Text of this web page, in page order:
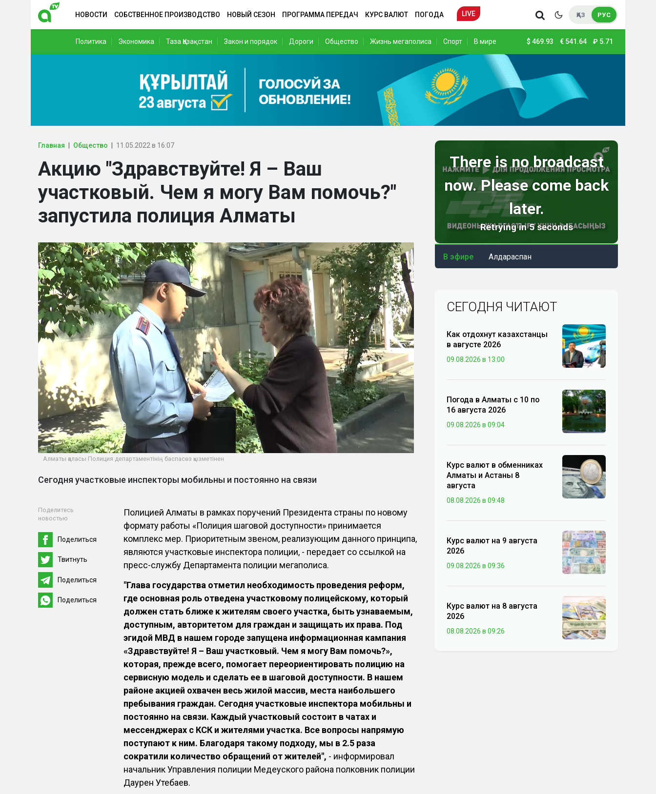
НОВОСТИ СОБСТВЕННОЕ ПРОИЗВОДСТВО НОВЫЙ СЕЗОН ПРОГРАММА ПЕРЕДАЧ КУРС ВАЛЮТ ПОГОДА LIVE ҚАЗ РУС
Политика Экономика Таза Қазақстан Закон и порядок Дороги Общество Жизнь мегаполиса Спорт В мире $ 469.93 € 541.64 ₽ 5.71
Главная Общество 11.05.2022 в 16:07
Акцию "Здравствуйте! Я – Ваш
участковый. Чем я могу Вам помочь?"
запустила полиция Алматы
Алматы қаласы Полиция департаментінің баспасөз қызметінен
Сегодня участковые инспекторы мобильны и постоянно на связи
Поделитесь
новостью
Поделиться
Твитнуть
Поделиться
Поделиться
Полицией Алматы в рамках поручений Президента страны по новому
формату работы «Полиция шаговой доступности» принимается
комплекс мер. Приоритетным звеном, реализующим данного принципа,
являются участковые инспектора полиции, - передает со ссылкой на
пресс-службу Департамента полиции мегаполиса.
"Глава государства отметил необходимость проведения реформ,
где основная роль отведена участковому полицейскому, который
должен стать ближе к жителям своего участка, быть узнаваемым,
доступным, авторитетом для граждан и защищать их права. Под
эгидой МВД в нашем городе запущена информационная кампания
«Здравствуйте! Я – Ваш участковый. Чем я могу Вам помочь?»,
которая, прежде всего, помогает переориентировать полицию на
сервисную модель и сделать ее в шаговой доступности. В нашем
районе акцией охвачен весь жилой массив, места наибольшего
пребывания граждан. Сегодня участковые инспектора мобильны и
постоянно на связи. Каждый участковый состоит в чатах и
мессенджерах с КСК и жителями участка. Все вопросы напрямую
поступают к ним. Благодаря такому подходу, мы в 2.5 раза
сократили количество обращений от жителей", - информировал
начальник Управления полиции Медеуского района полковник полиции
Даурен Утебаев.
В эфире Алдараспан
СЕГОДНЯ ЧИТАЮТ
Как отдохнут казахстанцы
в августе 2026
09.08.2026 в 13:00
Погода в Алматы с 10 по
16 августа 2026
09.08.2026 в 09:04
Курс валют в обменниках
Алматы и Астаны 8
августа
08.08.2026 в 09:48
Курс валют на 9 августа
2026
09.08.2026 в 09:36
Курс валют на 8 августа
2026
08.08.2026 в 09:26